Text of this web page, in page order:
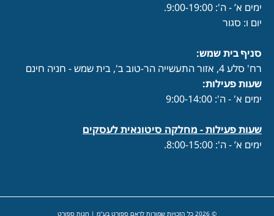
ימים א’ - ה': 9:00-19:00.
יום ו: סגור
סניף בית שמש:
רח' סלע 4, אזור התעשייה הר-טוב ב', בית שמש - חניה חינם
שעות פעילות:
ימים א' - ה': 9:00-14:00
שעות פעילות - מחלקה סיטונאית לעסקים
ימים א’ - ה': 8:00-15:00.
© 2026 כל הזכויות שמורות לראם ספורט בע"מ | חנות ספורט